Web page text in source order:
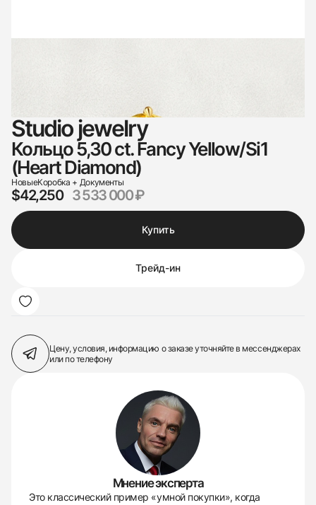
Studio jewelry
Кольцо 5,30 ct. Fancy Yellow/Si1
(Heart Diamond)
НовыеКоробка + Документы
$42,250 3 533 000 ₽
Купить
Трейд-ин
Цену, условия, информацию о заказеуточняйте в мессенджерах
или по телефону
Мнение эксперта
Это классический пример «умной покупки», когда